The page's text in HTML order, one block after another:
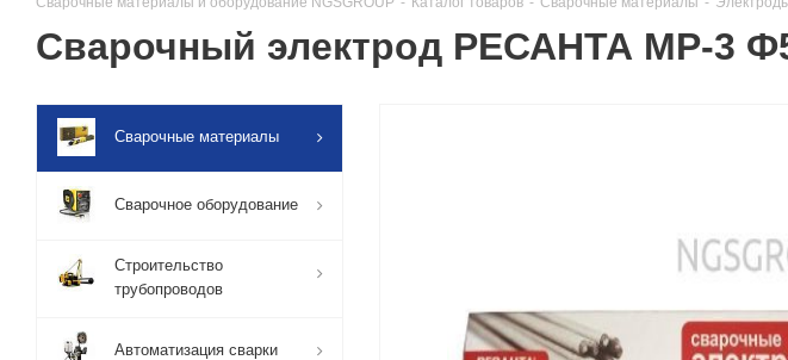
Сварочный электрод РЕСАНТА МР-3
Сварочные материалы
Сварочное оборудование
Строительство
трубопроводов
Автоматизация сварки